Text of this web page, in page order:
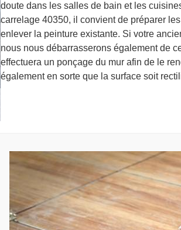
doute dans les salles de bain et les
carrelage 40350, il convient de préparer
enlever la peinture existante. Si votre
nous nous débarrasserons également de
effectuera un ponçage du mur afin de le
également en sorte que la surface soit